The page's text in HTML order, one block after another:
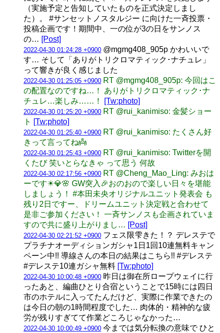
（実施予定と告知していたものを正式決定しまし
た）。 #サンセットノスタルジー に向けた一斉投票・
投稿企画です！期間中、一の位が3の日をサンノス
の… [Post]
2022-04-30 01:24:28 +0900 @mgmg408_905p かわいいで
す… そして「ありがトリクロマティック･ナチュレ」
って響きが良く感じました
2022-04-30 01:25:05 +0900 RT @mgmg408_905p: 今回はこ
の配置なのですね…！ ありがトリクロマティック･ナ
チュレ…楽しみ……！
[Tw:photo]
2022-04-30 01:25:20 +0900 RT @rui_kanimiso: 金髪ショー
ト [Tw:photo]
2022-04-30 01:25:40 +0900 RT @rui_kanimiso: たくさん好
きって言ってね👼
2022-04-30 01:25:43 +0900 RT @rui_kanimiso: Twitterを開
くたび 笑いとらなきゃ って思う 何故
2022-04-30 02:17:56 +0900 RT @Cheng_Mao_Ling: みおは
ーです☀💎🌸 GW突入🎉おのおので楽しい日々を堪能
しましょう！ #本田未央オリジナルユニット発表会 も
残り2日ですー、ドリームユニット決定戦と合わせて
是非ご参加ください！ 一斉サンノスも企画されていま
すので共に盛り上がりまし… [Post]
2022-04-30 02:21:52 +0900 フェス限雫きた！？ デレステで
プラチナオーディションガシャ1日1回10連無料キャン
ペーン中!! 導線さんの本日の結果はこちら!! #デレステ
#デレステ10連ガシャ無料 [Tw:photo]
2022-04-30 10:00:48 +0900 昨日は御在所ロープウェイに行
ったあと、編曲ひとり合宿ということで15時には四日
市のホテルに入ってたんだけど、実際に作業できたの
は今日の朝の1時間程度でした… 肉体的・精神的な疲
労が残りすぎてて作業どころじゃなかった…
2022-04-30 10:00:49 +0900 今までは気分転換の意味で ひと